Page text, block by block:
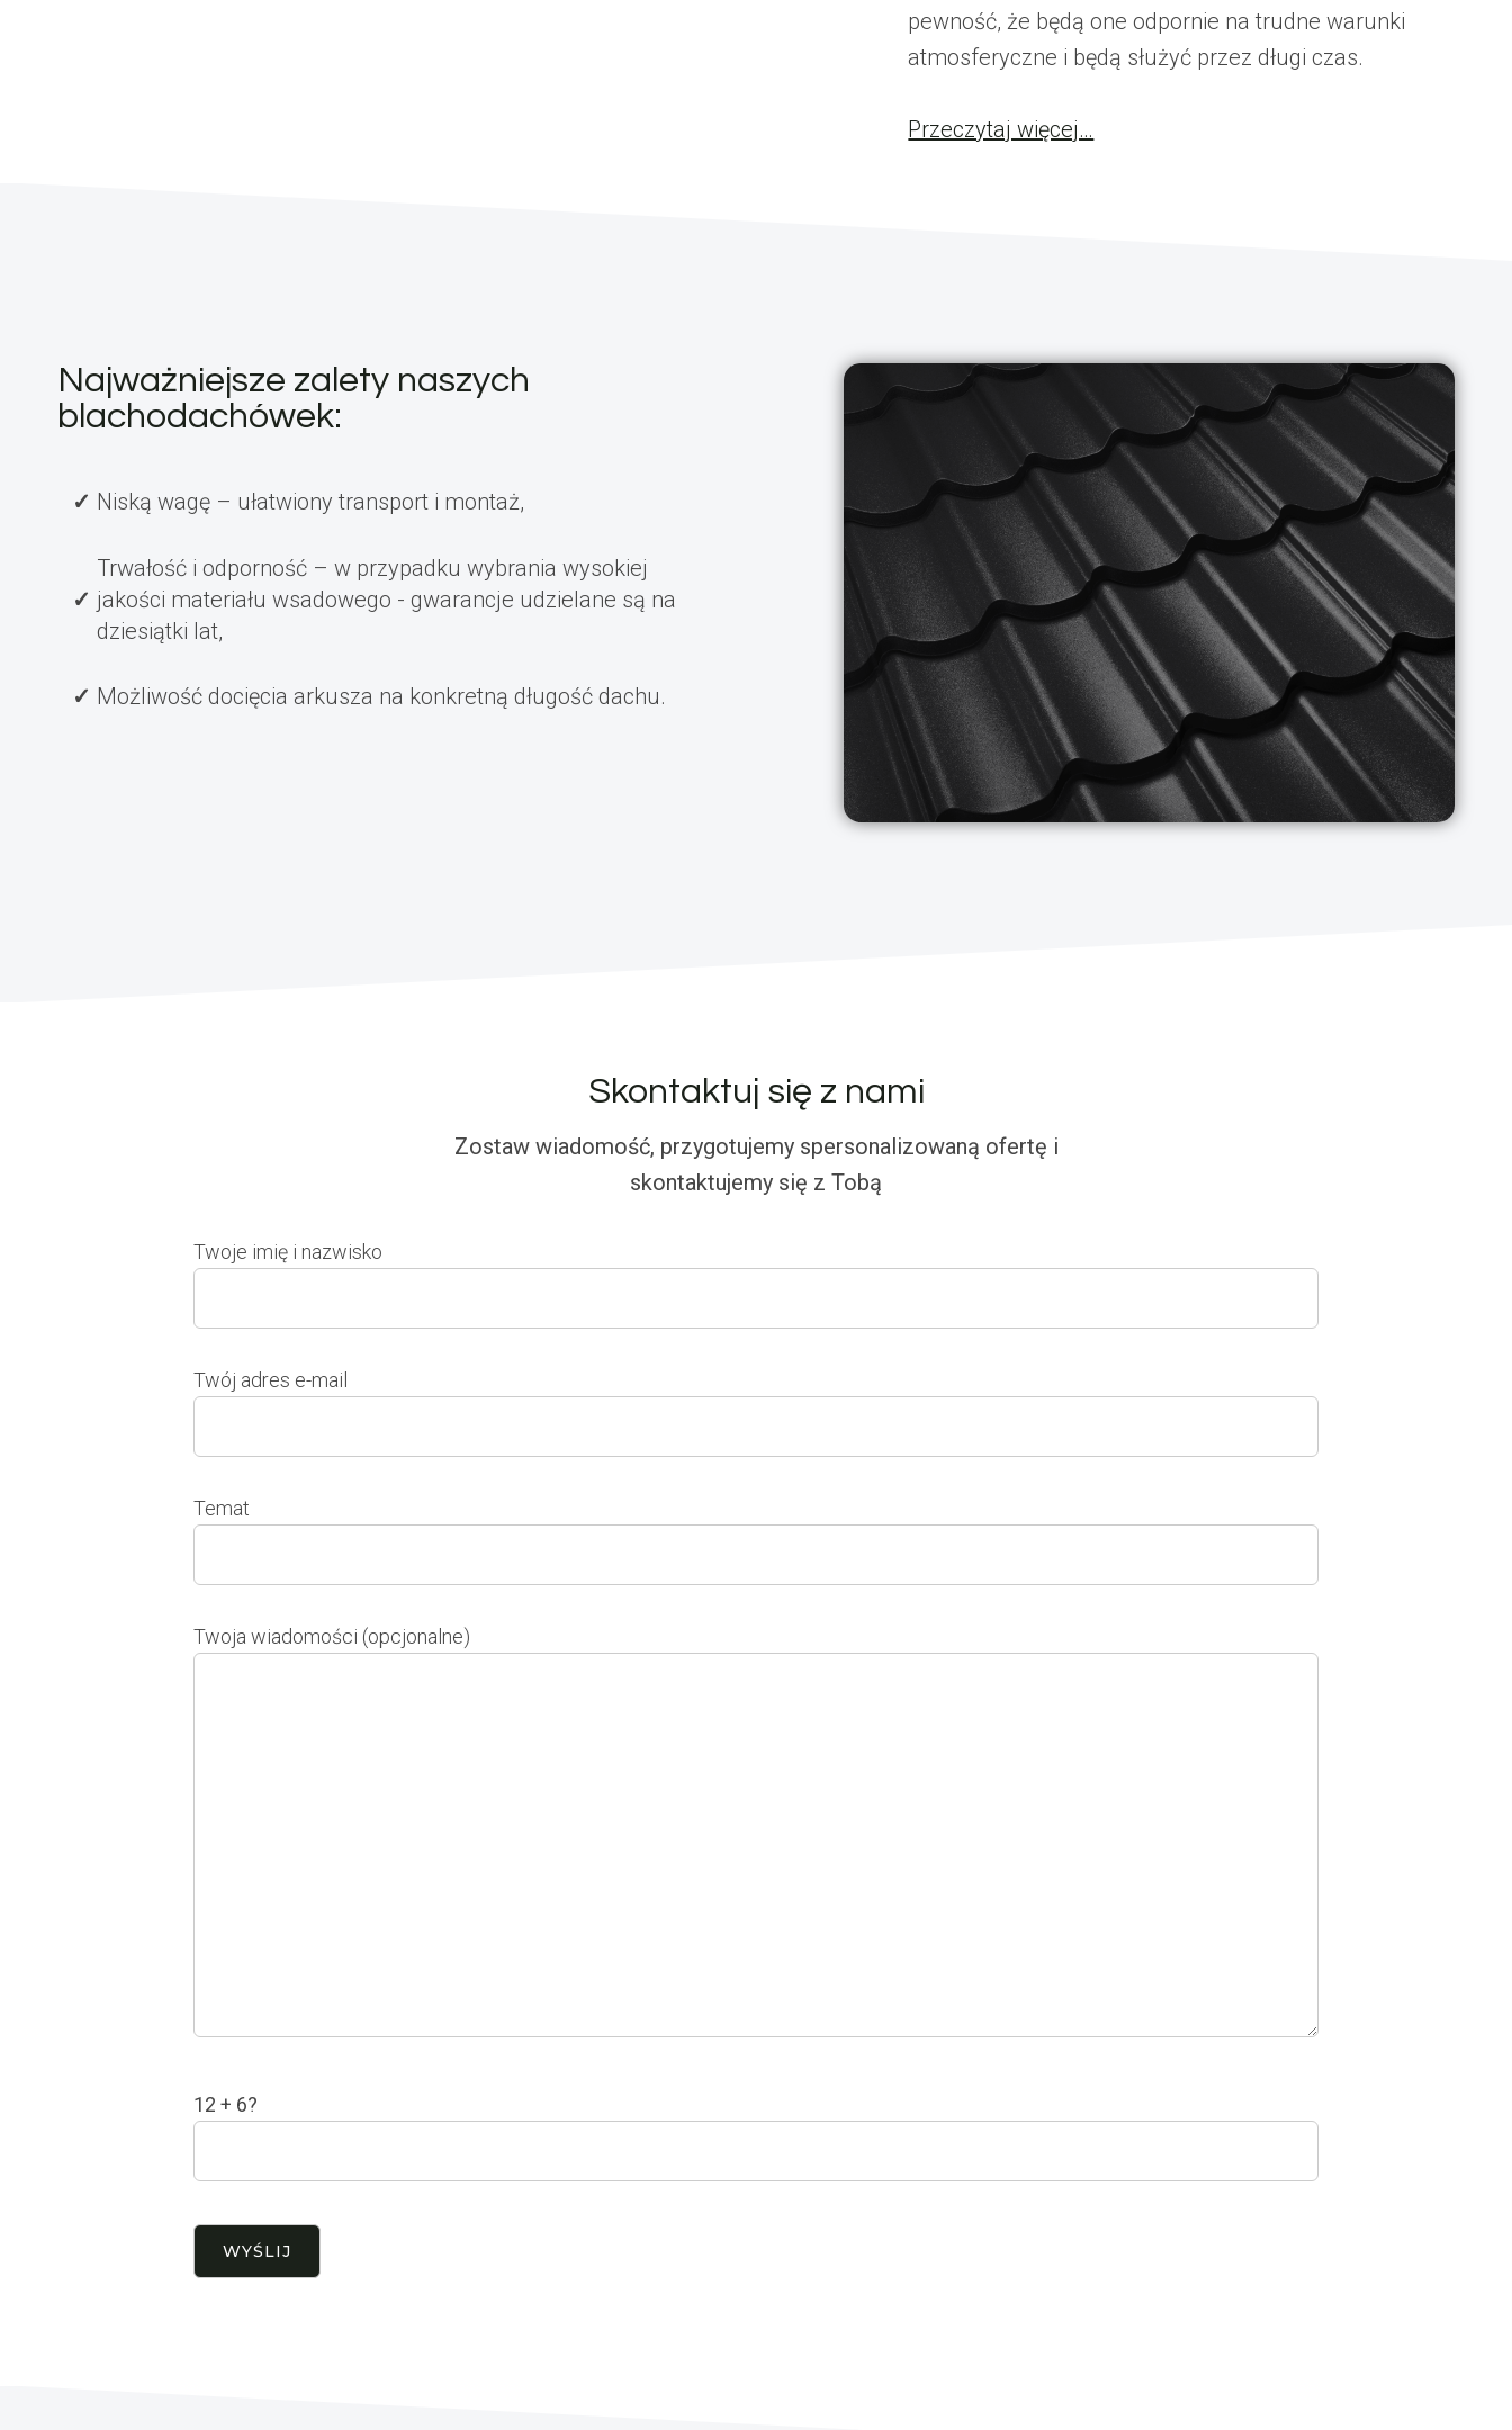
pewność, że będą one odpornie na trudne warunki
atmosferyczne i będą służyć przez długi czas.
Przeczytaj więcej…
Najważniejsze zalety naszych
blachodachówek:
Niską wagę – ułatwiony transport i montaż,
Trwałość i odporność – w przypadku wybrania wysokiej
jakości materiału wsadowego - gwarancje udzielane są na
dziesiątki lat,
Możliwość docięcia arkusza na konkretną długość dachu.
Skontaktuj się z nami
Zostaw wiadomość, przygotujemy spersonalizowaną ofertę i
skontaktujemy się z Tobą
Twoje imię i nazwisko
Twój adres e-mail
Temat
Twoja wiadomości (opcjonalne)
12 + 6?